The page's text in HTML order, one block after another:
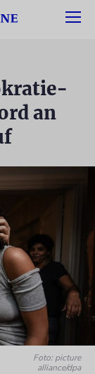
an
Foto: picture
alliance/dpa